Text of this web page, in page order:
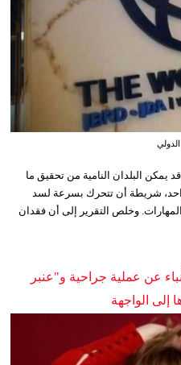
الدولي
يمكن البلدان النامية من تحقيق ما
شريطة أن تتحرك بسرعة لسد
وخلص التقرير إلى أن فقدان
عن عملية جراحية و"عنبر
إلى الواجهة